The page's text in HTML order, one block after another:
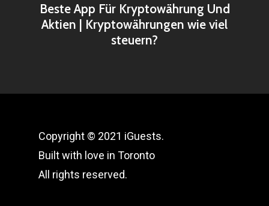
Beste App Für Kryptowährung Und
Aktien | Kryptowährungen wie viel
steuern?
Copyright © 2021 iGuests.
Built with love in Toronto
All rights reserved.